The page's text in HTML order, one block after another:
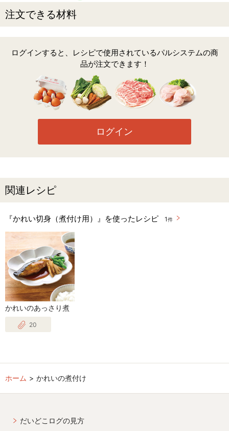
注文できる材料
ログインすると、レシピで使用されているパルシステムの商
品が注文できます！
ログイン
関連レシピ
『かれい切身（煮付け用）』を使ったレシピ 1 件
かれいのあっさり煮
20
ホーム かれいの煮付け
だいどこログの見方